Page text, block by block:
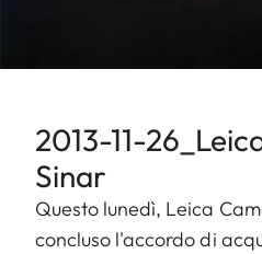
2013-11-
Sinar
Questo lunedì, Leica
concluso l'accordo di